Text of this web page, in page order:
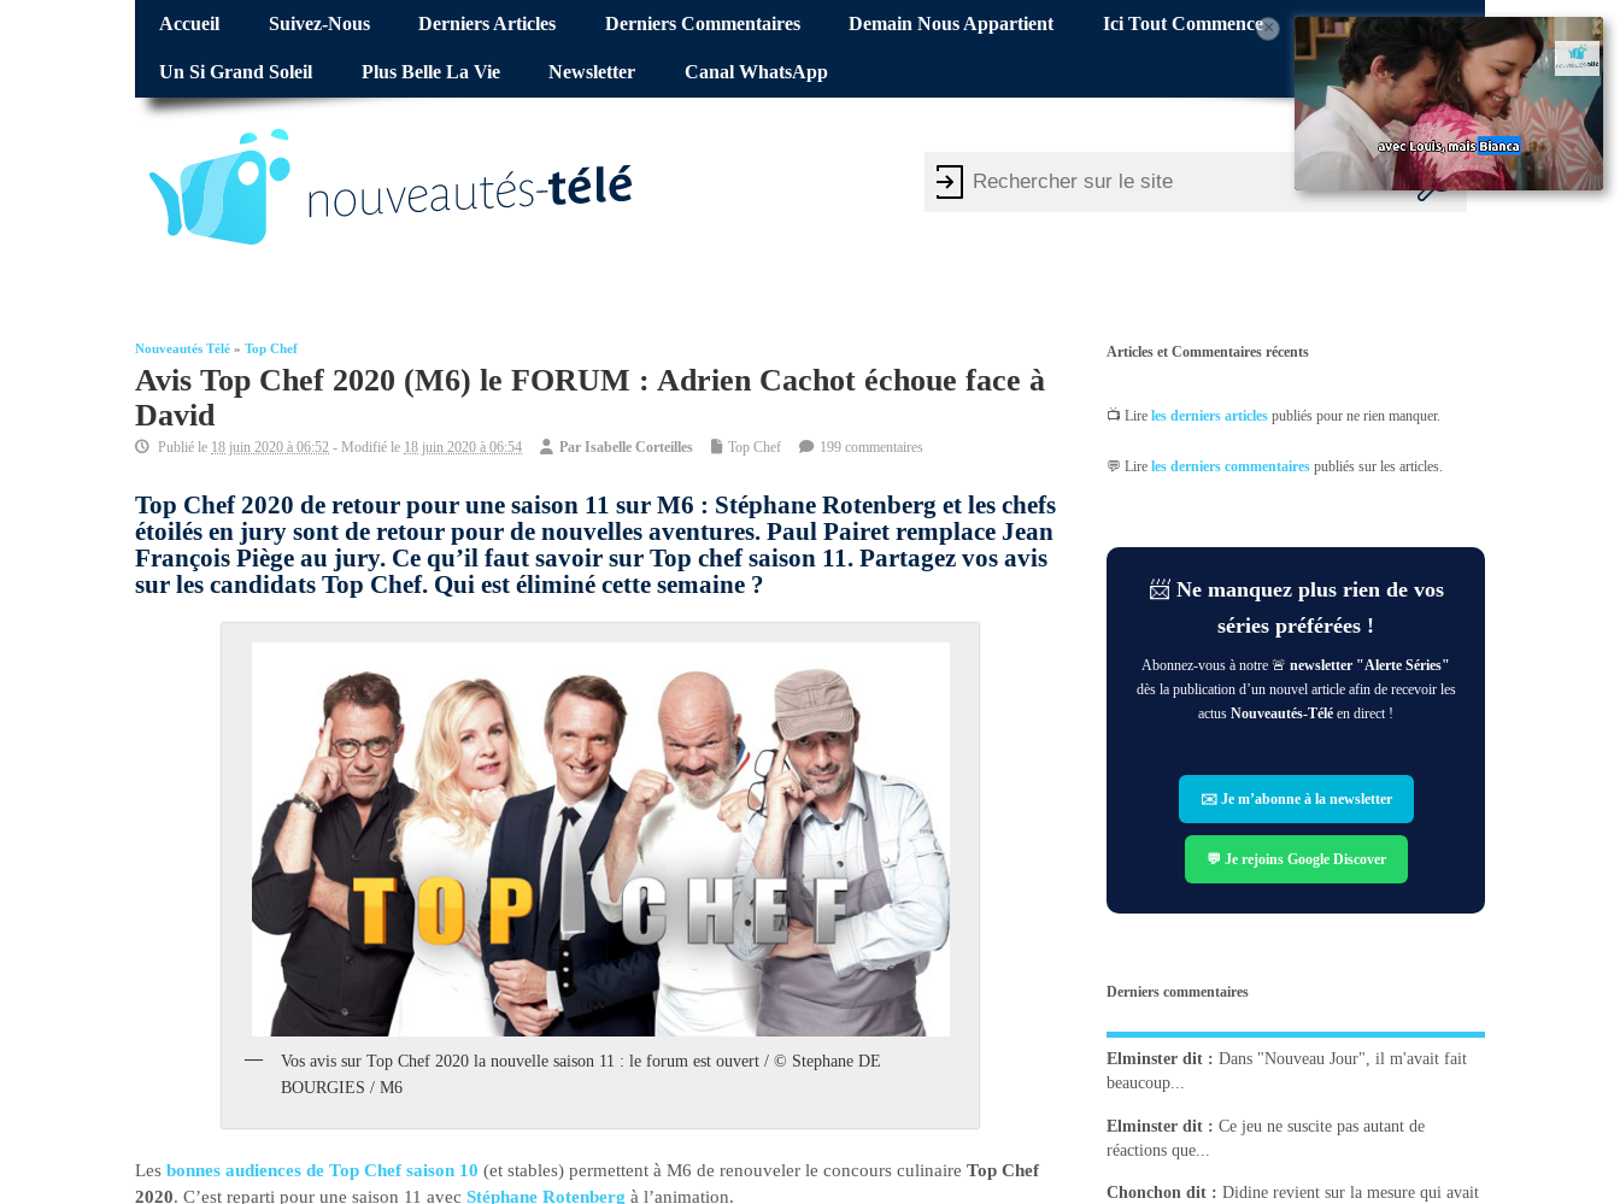
Accueil Suivez-Nous Derniers Articles Derniers Commentaires Demain Nous Appartient Ici Tout Commence
Un Si Grand Soleil Plus Belle La Vie Newsletter Canal WhatsApp
Nouveautés Télé » Top Chef
Avis Top Chef 2020 (M6) le FORUM : Adrien Cachot échoue face à
David
Publié le 18 juin 2020 à 06:52 - Modifié le 18 juin 2020 à 06:54 Par Isabelle Corteilles Top Chef 199 commentaires
Top Chef 2020 de retour pour une saison 11 sur M6 : Stéphane Rotenberg et les chefs
étoilés en jury sont de retour pour de nouvelles aventures. Paul Pairet remplace Jean
François Piège au jury. Ce qu’il faut savoir sur Top chef saison 11. Partagez vos avis
sur les candidats Top Chef. Qui est éliminé cette semaine ?
Vos avis sur Top Chef 2020 la nouvelle saison 11 : le forum est ouvert / © Stephane DE
BOURGIES / M6
Les bonnes audiences de Top Chef saison 10 (et stables) permettent à M6 de renouveler le concours culinaire Top Chef
2020. C’est reparti pour une saison 11 avec Stéphane Rotenberg à l’animation.
×
Articles et Commentaires récents
📺 Lireles derniers articles publiés pour ne rien manquer.
💬 Lireles derniers commentaires publiés sur les articles.
📨 Ne manquez plus rien de vos
séries préférées !
Abonnez-vous à notre 🚨newsletter "Alerte Séries"
dès la publication d’un nouvel article afin de recevoir les
actusNouveautés-Télé en direct !
✉️ Je m’abonne à la newsletter
💬 Je rejoins Google Discover
Derniers commentaires
Elminster dit : Dans "Nouveau Jour", il m'avait fait
beaucoup...
Elminster dit : Ce jeu ne suscite pas autant de
réactions que...
Chonchon dit : Didine revient sur la mesure qui avait